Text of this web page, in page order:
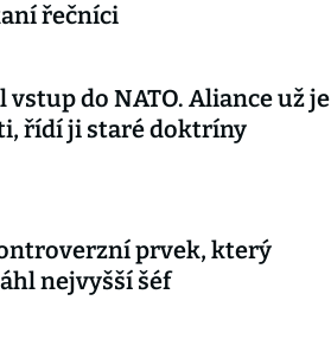
řečníci
do NATO. Aliance už je
řídí ji staré doktríny
prvek, který
nejvyšší šéf